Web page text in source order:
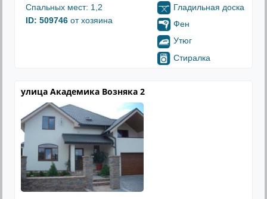
Спальных мест: 1,2
ID: 509746 от хозяина
Гладильная доска
Фен
Утюг
Стиралка
улица Академика Возняка 2